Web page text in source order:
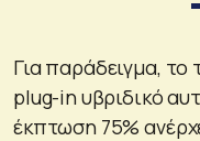
Για παράδειγμα, το
plug-in υβριδικό
έκπτωση 75%